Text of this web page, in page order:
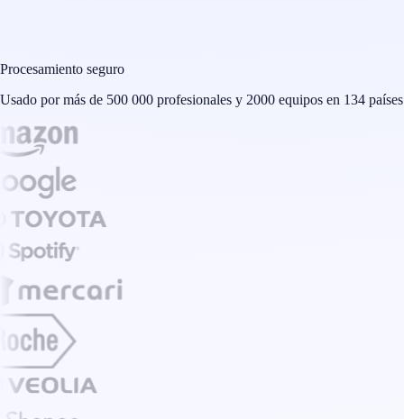
Procesamiento seguro
Usado por más de 500 000 profesionales y 2000 equipos en 134 países